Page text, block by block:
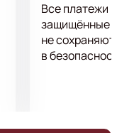
Все платежи
защищённые
не сохраняются
в безопасности.